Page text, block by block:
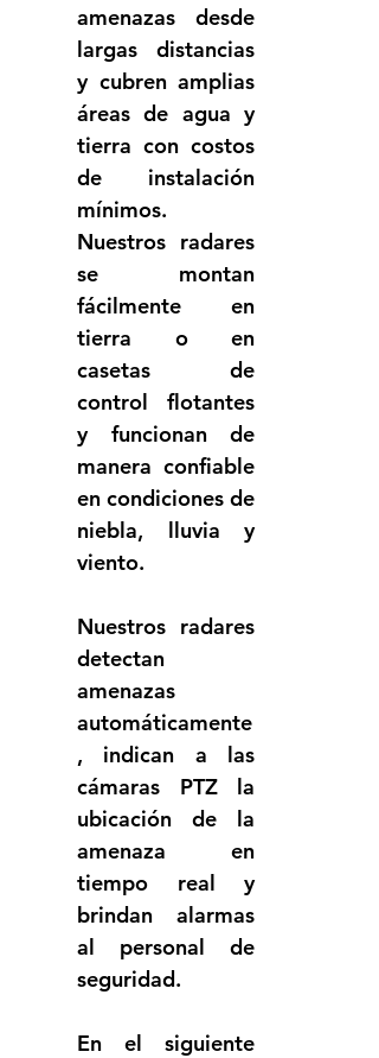
amenazas desde
largas distancias
y cubren amplias
áreas de agua y
tierra con costos
de instalación
mínimos.
Nuestros radares
se montan
fácilmente en
tierra o en
casetas de
control flotantes
y funcionan de
manera confiable
en condiciones de
niebla, lluvia y
viento.
Nuestros radares
detectan
amenazas
automáticamente
, indican a las
cámaras PTZ la
ubicación de la
amenaza en
tiempo real y
brindan alarmas
al personal de
seguridad.
En el siguiente